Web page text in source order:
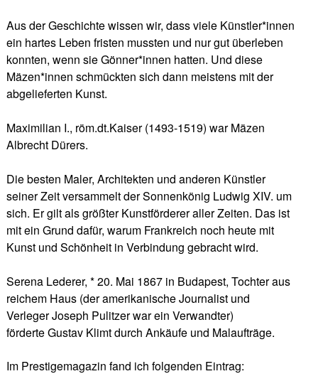
Aus der Geschichte wissen wir, dass viele Künstler*innen
ein hartes Leben fristen mussten und nur gut überleben
konnten, wenn sie Gönner*innen hatten. Und diese
Mäzen*innen schmückten sich dann meistens mit der
abgelieferten Kunst.
Maximilian I., röm.dt.Kaiser (1493-1519) war Mäzen
Albrecht Dürers.
Die besten Maler, Architekten und anderen Künstler
seiner Zeit versammelt der Sonnenkönig Ludwig XIV. um
sich. Er gilt als größter Kunstförderer aller Zeiten. Das ist
mit ein Grund dafür, warum Frankreich noch heute mit
Kunst und Schönheit in Verbindung gebracht wird.
Serena Lederer, * 20. Mai 1867 in Budapest, Tochter aus
reichem Haus (der amerikanische Journalist und
Verleger Joseph Pulitzer war ein Verwandter)
förderte Gustav Klimt durch Ankäufe und Malaufträge.
Im Prestigemagazin fand ich folgenden Eintrag: